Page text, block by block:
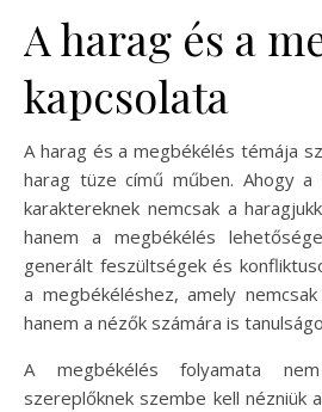
A harag és a
kapcsolata
A harag és a megbékélés témája
harag tüze című műben. Ahogy
karaktereknek nemcsak a
hanem a megbékélés
generált feszültségek és
a megbékéléshez, amely
hanem a nézők számára is
A megbékélés folyamata
szereplőknek szembe kell nézniük